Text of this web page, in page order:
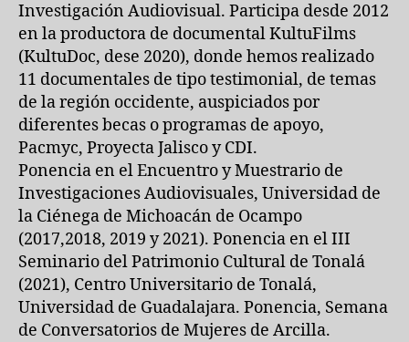
Investigación Audiovisual. Participa desde 2012
en la productora de documental KultuFilms
(KultuDoc, dese 2020), donde hemos realizado
11 documentales de tipo testimonial, de temas
de la región occidente, auspiciados por
diferentes becas o programas de apoyo,
Pacmyc, Proyecta Jalisco y CDI.
Ponencia en el Encuentro y Muestrario de
Investigaciones Audiovisuales, Universidad de
la Ciénega de Michoacán de Ocampo
(2017,2018, 2019 y 2021). Ponencia en el III
Seminario del Patrimonio Cultural de Tonalá
(2021), Centro Universitario de Tonalá,
Universidad de Guadalajara. Ponencia, Semana
de Conversatorios de Mujeres de Arcilla.